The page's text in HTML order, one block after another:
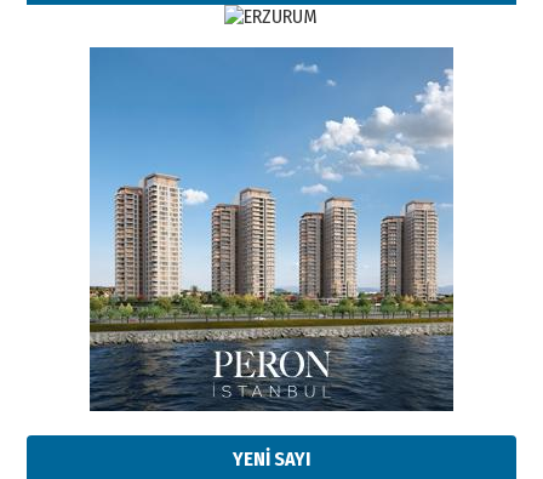
YENİ SAYI
Esat BİNDESEN
Başkan Sekmen’den Erzurum’a
bir vizyon proje daha!
02 Ağustos 2026 Pazar
Kadir SABUNCUOĞLU
Erzurumspor’un köşe taşları
29 Haziran 2026 Pazartesi
Kenan GÜLERCİ